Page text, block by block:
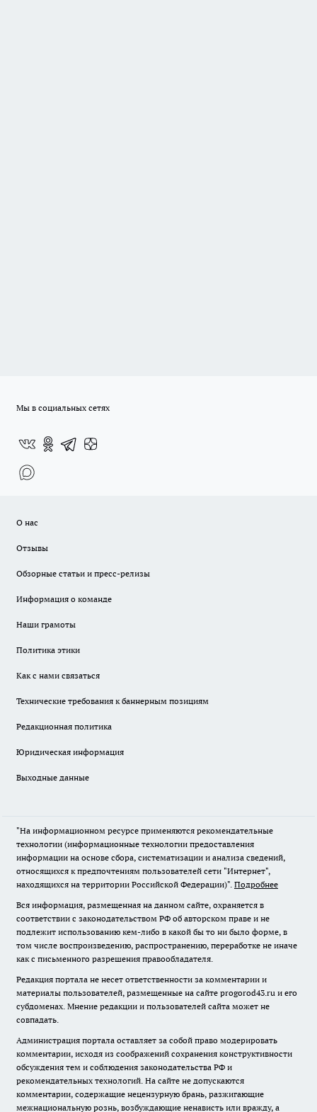
Мы в социальных сетях
О нас
Отзывы
Обзорные статьи и пресс-релизы
Информация о команде
Наши грамоты
Политика этики
Как с нами связаться
Технические требования к баннерным позициям
Редакционная политика
Юридическая информация
Выходные данные
"На информационном ресурсе применяются рекомендательные
технологии (информационные технологии предоставления
информации на основе сбора, систематизации и анализа сведений,
относящихся к предпочтениям пользователей сети "Интернет",
находящихся на территории Российской Федерации)". Подробнее
Вся информация, размещенная на данном сайте, охраняется в
соответствии с законодательством РФ об авторском праве и не
подлежит использованию кем-либо в какой бы то ни было форме, в
том числе воспроизведению, распространению, переработке не иначе
как с письменного разрешения правообладателя.
Редакция портала не несет ответственности за комментарии и
материалы пользователей, размещенные на сайте progorod43.ru и его
субдоменах. Мнение редакции и пользователей сайта может не
совпадать.
Администрация портала оставляет за собой право модерировать
комментарии, исходя из соображений сохранения конструктивности
обсуждения тем и соблюдения законодательства РФ и
рекомендательных технологий. На сайте не допускаются
комментарии, содержащие нецензурную брань, разжигающие
межнациональную рознь, возбуждающие ненависть или вражду, а